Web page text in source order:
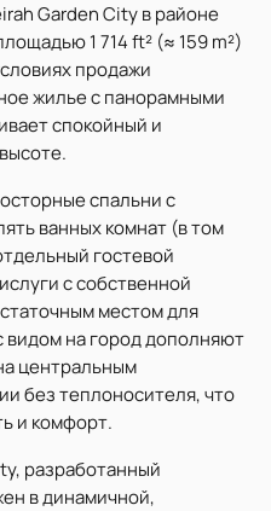
Garden City в районе
1 714 ft² (≈ 159 m²)
продажи
жилье с панорамными
спокойный и
спальни с
ванных комнат (в том
гостевой
с собственной
местом для
на город дополняют
центральным
без теплоносителя, что
и комфорт.
разработанный
в динамичной,